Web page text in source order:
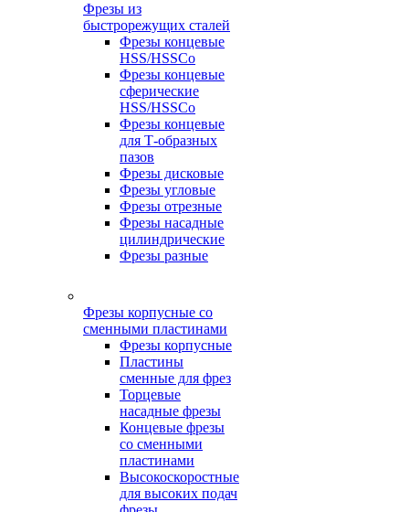
Фрезы из
быстрорежущих сталей
Фрезы концевые
HSS/HSSCo
Фрезы концевые
сферические
HSS/HSSCo
Фрезы концевые
для Т-образных
пазов
Фрезы дисковые
Фрезы угловые
Фрезы отрезные
Фрезы насадные
цилиндрические
Фрезы разные
Фрезы корпусные со
сменными пластинами
Фрезы корпусные
Пластины
сменные для фрез
Торцевые
насадные фрезы
Концевые фрезы
со сменными
пластинами
Высокоскоростные
для высоких подач